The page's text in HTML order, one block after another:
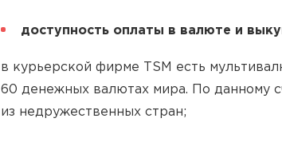
доступность оплаты в валюте и
в курьерской фирме TSM есть
60 денежных валютах мира. По данному
из недружественных стран;